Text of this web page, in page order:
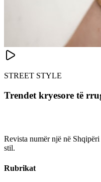
STREET STYLE
Trendet kryesore të
Revista numër një në
stil.
Rubrikat